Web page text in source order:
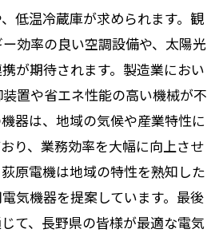
低温冷蔵庫が求められます。観
効率の良い空調設備や、太陽光
が期待されます。製造業におい
置や省エネ性能の高い機械が不
器は、地域の気候や産業特性に
り、業務効率を大幅に向上させ
原電機は地域の特性を熟知した
気機器を提案しています。最後
て、長野県の皆様が最適な電気